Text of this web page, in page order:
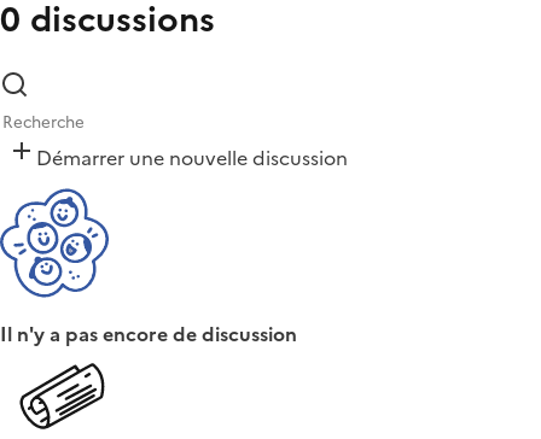
0 discussions
Démarrer une nouvelle discussion
Il n'y a pas encore de discussion